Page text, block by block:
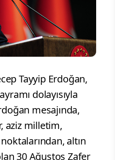
Tayyip Erdoğan,
dolayısıyla
mesajında,
aziz milletim,
altın
30 Ağustos Zafer